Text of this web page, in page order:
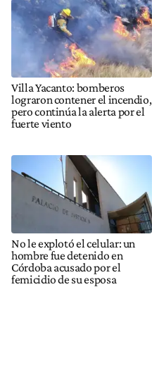
Villa Yacanto: bomberos
lograron contener el incendio,
pero continúa la alerta por el
fuerte viento
No le explotó el celular: un
hombre fue detenido en
Córdoba acusado por el
femicidio de su esposa